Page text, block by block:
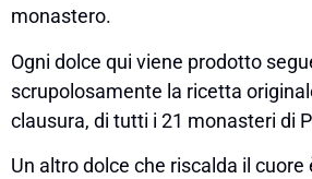
monastero.
Ogni dolce qui viene prodotto
scrupolosamente la ricetta
clausura, di tutti i 21 monasteri di
Un altro dolce che riscalda il cuore